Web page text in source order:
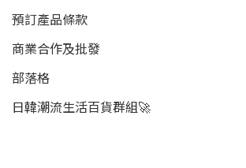
預訂產品條款
商業合作及批發
部落格
日韓潮流生活百貨群組🚀